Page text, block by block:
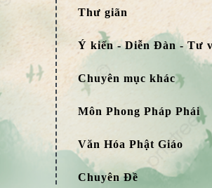
Thư giãn
Ý kiến - Diễn Đàn - Tư
Chuyên mục khác
Môn Phong Pháp Phái
Văn Hóa Phật Giáo
Chuyên Đề